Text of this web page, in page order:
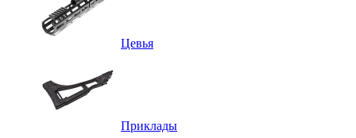
Цевья
Приклады